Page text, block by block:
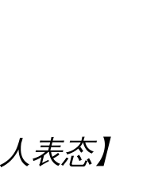
人表态】